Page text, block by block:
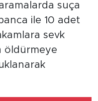
aramalarda suça
ile 10 adet
sevk
öldürmeye